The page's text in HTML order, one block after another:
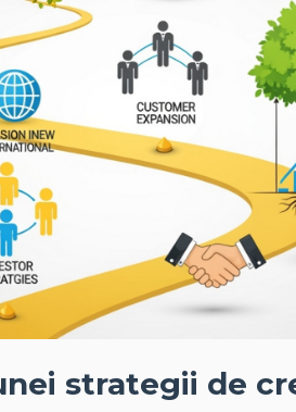
strategii de